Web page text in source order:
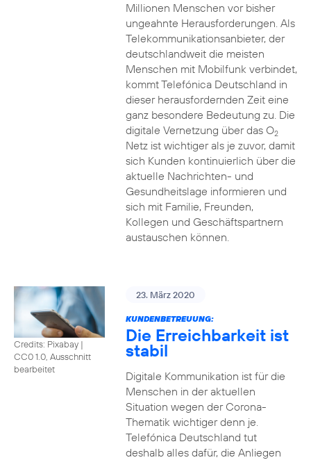
Millionen Menschen vor bisher
ungeahnte Herausforderungen. Als
Telekommunikationsanbieter, der
deutschlandweit die meisten
Menschen mit Mobilfunk verbindet,
kommt Telefónica Deutschland in
dieser herausfordernden Zeit eine
ganz besondere Bedeutung zu. Die
digitale Vernetzung über das O2
Netz ist wichtiger als je zuvor, damit
sich Kunden kontinuierlich über die
aktuelle Nachrichten- und
Gesundheitslage informieren und
sich mit Familie, Freunden,
Kollegen und Geschäftspartnern
austauschen können.
Credits: Pixabay |
CC0 1.0, Ausschnitt
bearbeitet
23. März 2020
KUNDENBETREUUNG:
Die Erreichbarkeit ist
stabil
Digitale Kommunikation ist für die
Menschen in der aktuellen
Situation wegen der Corona-
Thematik wichtiger denn je.
Telefónica Deutschland tut
deshalb alles dafür, die Anliegen